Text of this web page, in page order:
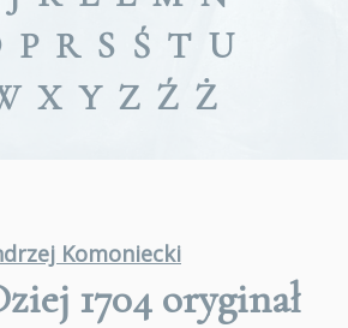
P R S Ś T U
X Y Z Ź Ż
Komoniecki
1704oryginał